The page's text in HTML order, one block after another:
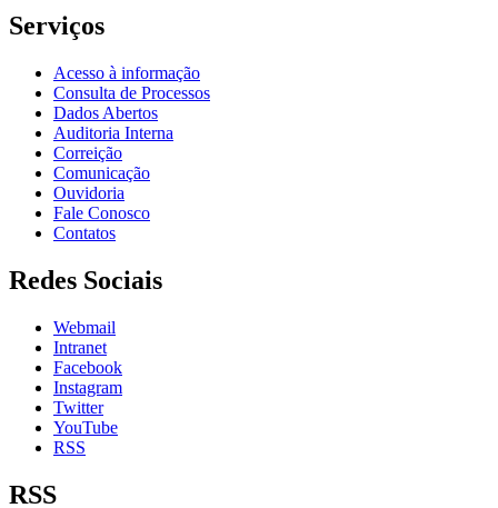
Serviços
Acesso à informação
Consulta de Processos
Dados Abertos
Auditoria Interna
Correição
Comunicação
Ouvidoria
Fale Conosco
Contatos
Redes Sociais
Webmail
Intranet
Facebook
Instagram
Twitter
YouTube
RSS
RSS